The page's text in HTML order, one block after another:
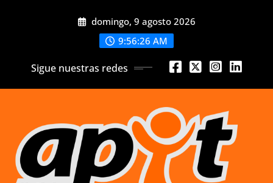
domingo, 9 agosto 2026
9:56:27 AM
Sigue nuestras redes